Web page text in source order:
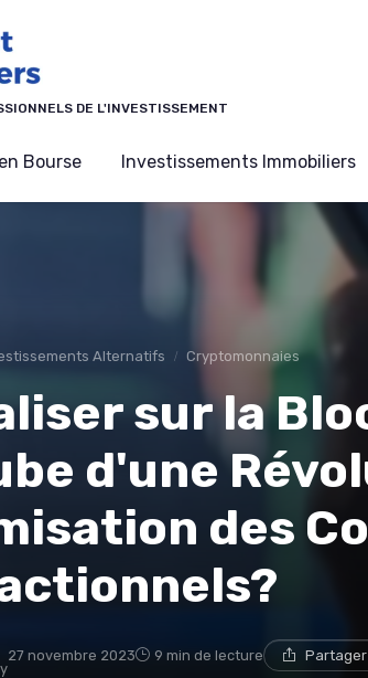
DE L'INVESTISSEMENT
Bourse Investissements Immobiliers
Alternatifs Cryptomonnaies
sur la
d'une
des
27 novembre 2023 9 min de lecture